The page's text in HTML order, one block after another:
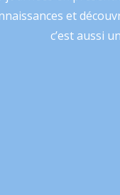
et
c’est aussi